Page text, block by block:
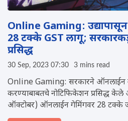
Online Gaming:
28 टक्के GST लागू;
प्रसिद्ध
30 Sep, 2023 07:30 3 mins read
Online Gaming: सरकारने ऑनलाईन
करण्याबाबतचे नोटिफिकेशन प्रसिद्ध केले
ऑक्टोबर) ऑनलाईन गेमिंगवर 28 टक्के